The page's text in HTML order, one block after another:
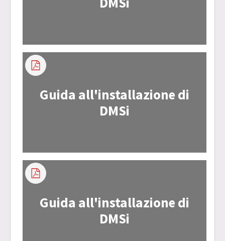
Guida all'installazione di
DMSi
Guida all'installazione di
DMSi